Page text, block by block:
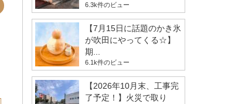
6.3k件のビュー
【7月15日に話題のかき氷
が吹田にやってくる☆】
期...
6.1k件のビュー
【2026年10月末、工事完
了予定！】火災で取り